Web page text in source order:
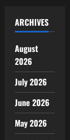
ARCHIVES
August
2026
July 2026
June 2026
May 2026